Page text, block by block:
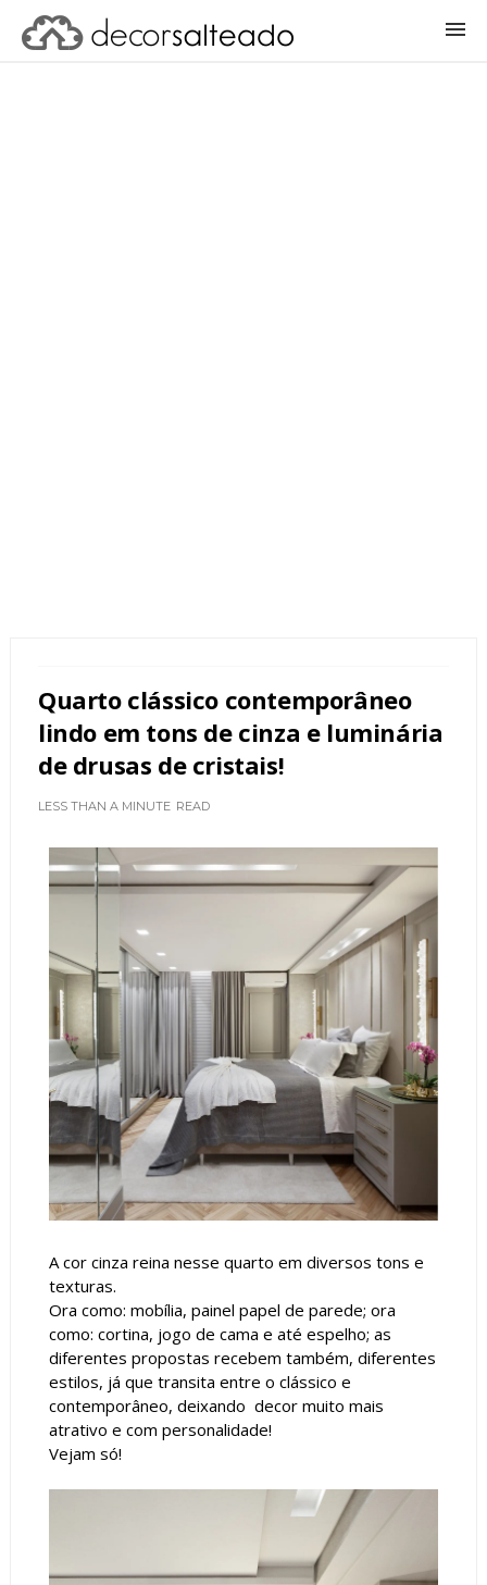
Quarto clássico contemporâneo
lindo em tons de cinza e luminária
de drusas de cristais!
LESS THAN A MINUTE READ
A cor cinza reina nesse quarto em diversos tons e
texturas.
Ora como: mobília, painel papel de parede; ora
como: cortina, jogo de cama e até espelho; as
diferentes propostas recebem também, diferentes
estilos, já que transita entre o clássico e
contemporâneo, deixando decor muito mais
atrativo e com personalidade!
Vejam só!